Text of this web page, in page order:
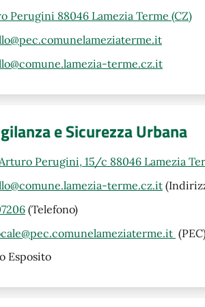
Perugini 88046 Lamezia Terme (CZ)
terme.cz.it
e Sicurezza Urbana
Perugini, 15/c 88046 Lamezia
terme.cz.it
(Telefono)
Esposito